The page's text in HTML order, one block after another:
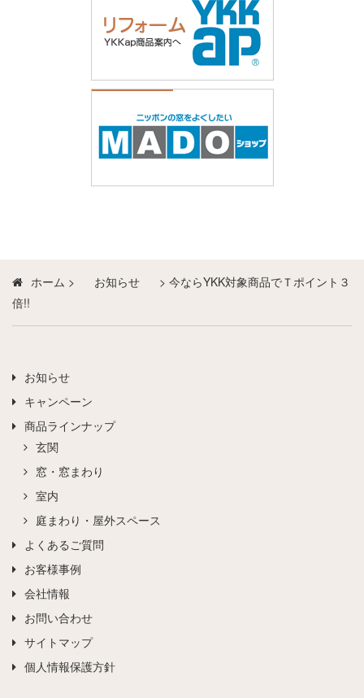
ホーム > お知らせ > 今ならYKK対象商品でＴポイント３
倍!!
お知らせ
キャンペーン
商品ラインナップ
玄関
窓・窓まわり
室内
庭まわり・屋外スペース
よくあるご質問
お客様事例
会社情報
お問い合わせ
サイトマップ
個人情報保護方針